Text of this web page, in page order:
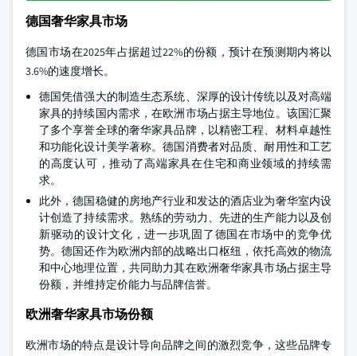
德国奢华家具市场
德国市场在2025年占据超过22%的份额，预计在预测期内将以
3.6%的速度增长。
德国凭借强大的制造生态系统、深厚的设计传统以及对高端
家具的持续国内需求，在欧洲市场占据主导地位。该国汇聚
了多个享誉全球的奢华家具品牌，以精密工程、材料卓越性
和功能化设计美学著称。德国消费者对品质、耐用性和工艺
的高度认可，推动了高端家具在住宅和商业领域的持续需
求。
此外，德国稳健的房地产行业和发达的酒店业为奢华室内设
计创造了持续需求。熟练的劳动力、先进的生产能力以及创
新驱动的设计文化，进一步巩固了德国在市场中的竞争优
势。德国还作为欧洲内部的战略出口枢纽，依托高效的物流
和中心地理位置，共同助力其在欧洲奢华家具市场占据主导
份额，并维持定价能力与品牌信誉。
欧洲奢华家具市场份额
欧洲市场的特点是设计导向品牌之间的激烈竞争，这些品牌专